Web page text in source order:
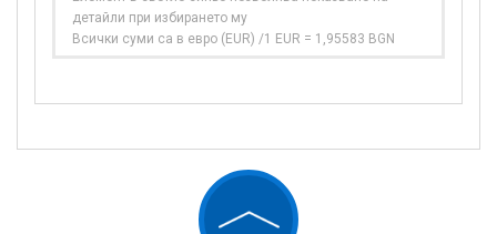
детайли при избирането му
Всички суми са в евро (EUR) /1 EUR = 1,95583 BGN